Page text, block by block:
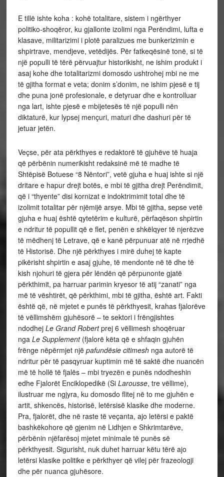
E tillë ishte koha : kohë totalitare, sistem i ngërthyer
politiko-shoqëror, ku gjallonte izolimi nga Perëndimi, lufta e
klasave, militarizimi i plotë paralizues me bunkerizimin e
shpirtrave, mendjeve, vetëdijës. Për fatkeqësinë tonë, si të
një populli të tërë përvuajtur historikisht, ne ishim produkt i
asaj kohe dhe totalitarizmi domosdo ushtrohej mbi ne me
të gjitha format e veta; donim s’donim, ne ishim pjesë e tij
dhe puna jonë profesionale, e detyruar dhe e kontrolluar
nga lart, ishte pjesë e mbijetesës të një populli nën
diktaturë, kur lypsej mençuri, maturi dhe dashuri për të
jetuar jetën.
Veçse, për ata përkthyes e redaktorë të gjuhëve të huaja
që përbënin numerikisht redaksinë më të madhe të
Shtëpisë Botuese “8 Nëntori”, vetë gjuha e huaj ishte si një
dritare e hapur drejt botës, e mbi të gjitha drejt Perëndimit,
që i “thyente” disi kornizat e indoktrimimit total dhe të
izolimit totalitar për njëmijë arsye. Mbi të gjitha, sepse vetë
gjuha e huaj është qytetërim e kulturë, përfaqëson shpirtin
e ndritur të popullit që e flet, penën e shkëlqyer të njerëzve
të mëdhenj të Letrave, që e kanë përpunuar atë në rrjedhë
të Historisë. Dhe një përkthyes i mirë duhej të kapte
pikërisht shpirtin e asaj gjuhe, të mendonte në të dhe të
kish njohuri të gjera për lëndën që përpunonte gjatë
përkthimit, pa harruar parimin kryesor të atij “zanati” nga
më të vështirët, që përkthimi, mbi të gjitha, është art. Fakti
është që, në mjetet e punës të përkthyesit, krahas fjalorëve
të vëllimshëm gjuhësorë – te sektori i frëngjishtes
ndodhej Le Grand Robertprej 6 vëllimesh shoqëruar
nga Le Supplement(fjalorë këta që e shfaqin gjuhën
frënge nëpërmjet një pafundësie citimeshnga autorë të
ndritur për të pasqyruar kuptimin më të saktë dhe nuancën
më të hollë të fjalës – mbi tryezën e punës ndodheshin
edhe Fjalorët Enciklopedikë (Si Larousse, tre vëllime),
ilustruar me ngjyra, ku domosdo flitej në to me gjuhën e
artit, shkencës, historisë, letërsisë klasike dhe moderne.
Pra, fjalorët, dhe në raste të veçanta, ajo letërsi e paktë
bashkëkohore që gjenim në Lidhjen e Shkrimtarëve,
përbënin njëfarësoj mjetet minimale të punës së
përkthyesit. Sigurisht, nuk duhet harruar këtu tërë ajo
letërsi klasike politike e përkthyer që vilej për frazeologji
dhe për nuanca gjuhësore.